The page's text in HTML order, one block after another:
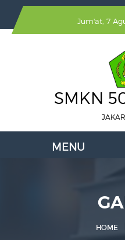
Jum'at, 7
SMKN
HOME